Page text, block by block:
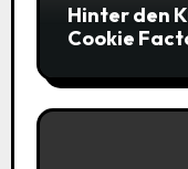
Hinter den
Cookie